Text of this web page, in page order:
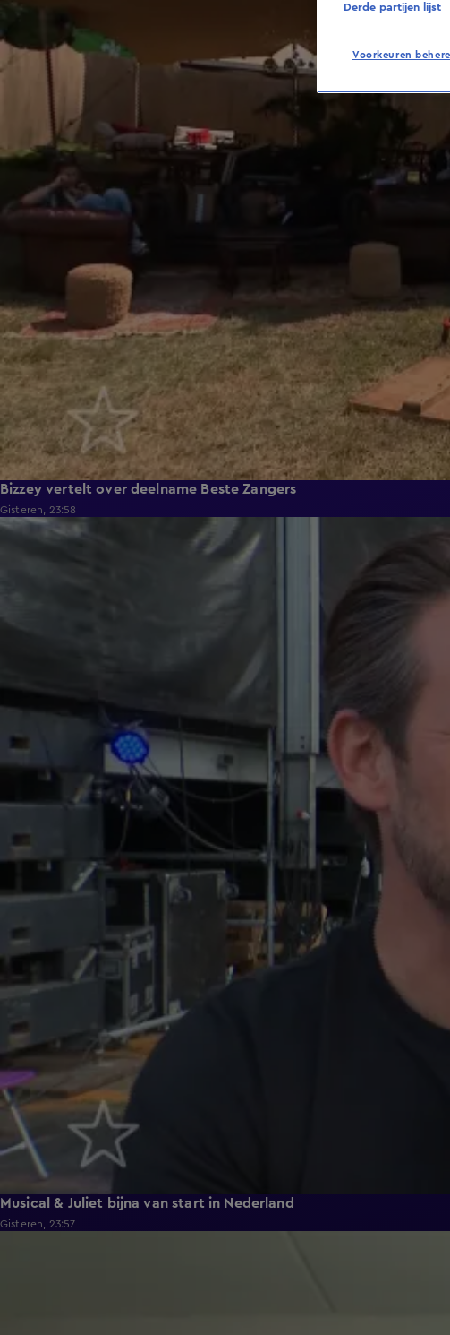
Bizzey vertelt over deelname Beste Zangers
Gisteren, 23:58
1:11
Musical & Juliet bijna van start in Nederland
Gisteren, 23:57
Derde partijen lijst
Voorkeuren